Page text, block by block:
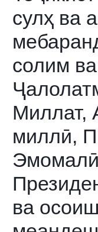
сулҳ ва
солим
Миллат,
миллӣ,
ва